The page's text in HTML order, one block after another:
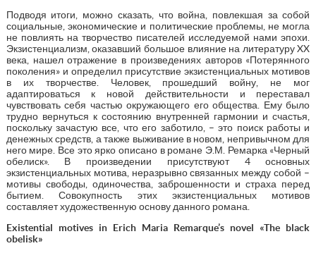
Подводя итоги, можно сказать, что война, повлекшая за собой
социальные, экономические и политические проблемы, не могла
не повлиять на творчество писателей исследуемой нами эпохи.
Экзистенциализм, оказавший большое влияние на литературу XX
века, нашел отражение в произведениях авторов «Потерянного
поколения» и определил присутствие экзистенциальных мотивов
в их творчестве. Человек, прошедший войну, не мог
адаптироваться к новой действительности и переставал
чувствовать себя частью окружающего его общества. Ему было
трудно вернуться к состоянию внутренней гармонии и счастья,
поскольку зачастую все, что его заботило, – это поиск работы и
денежных средств, а также выживание в новом, непривычном для
него мире. Все это ярко описано в романе Э.М. Ремарка «Черный
обелиск». В произведении присутствуют 4 основных
экзистенциальных мотива, неразрывно связанных между собой –
мотивы свободы, одиночества, заброшенности и страха перед
бытием. Совокупность этих экзистенциальных мотивов
составляет художественную основу данного романа.
Existential motives in Erich Maria Remarque’s novel «The black
obelisk»